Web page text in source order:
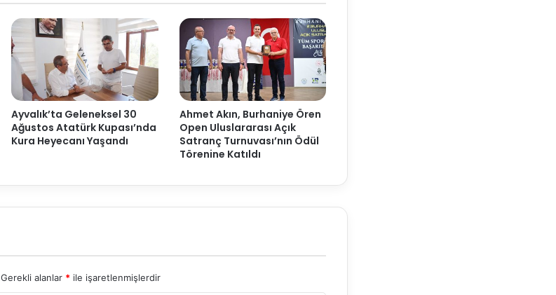
Ayvalık’ta Geleneksel 30
Ağustos Atatürk Kupası’nda
Kura Heyecanı Yaşandı
Ahmet Akın, Burhaniye Ören
Open Uluslararası Açık
Satranç Turnuvası’nın Ödül
Törenine Katıldı
Gerekli alanlar * ile işaretlenmişlerdir